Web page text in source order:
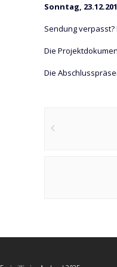
Sonntag,
Sendung
Die
Die
navigation